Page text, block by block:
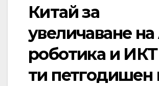
Китай за
увеличаване на
роботика и ИКТ
ти петгодишен